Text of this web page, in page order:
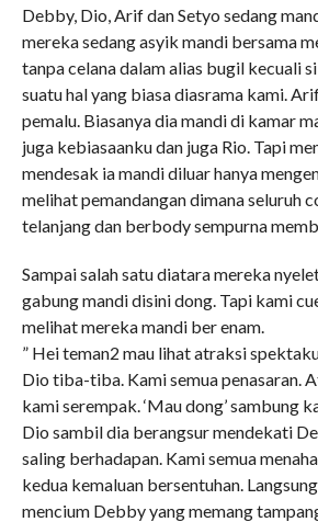
Debby, Dio, Arif dan Setyo sedang
mereka sedang asyik mandi bersama
tanpa celana dalam alias bugil kecuali
suatu hal yang biasa diasrama kami.
pemalu. Biasanya dia mandi di kamar
juga kebiasaanku dan juga Rio. Tapi
mendesak ia mandi diluar hanya
melihat pemandangan dimana seluruh
telanjang dan berbody sempurna
Sampai salah satu diatara mereka
gabung mandi disini dong. Tapi kami
melihat mereka mandi ber enam.
” Hei teman2 mau lihat atraksi
Dio tiba-tiba. Kami semua penasaran.
kami serempak. ‘Mau dong’ sambung
Dio sambil dia berangsur mendekati
saling berhadapan. Kami semua
kedua kemaluan bersentuhan.
mencium Debby yang memang